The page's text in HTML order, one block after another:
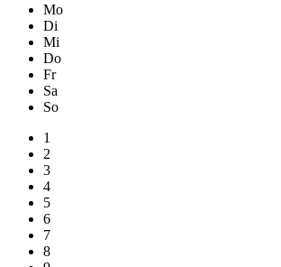
Mo
Di
Mi
Do
Fr
Sa
So
1
2
3
4
5
6
7
8